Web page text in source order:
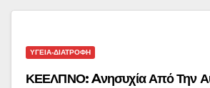
ΥΓΕΙΑ-ΔΙΑΤΡΟΦΗ
ΚΕΕΛΠΝΟ: Aνησυχία Από Την